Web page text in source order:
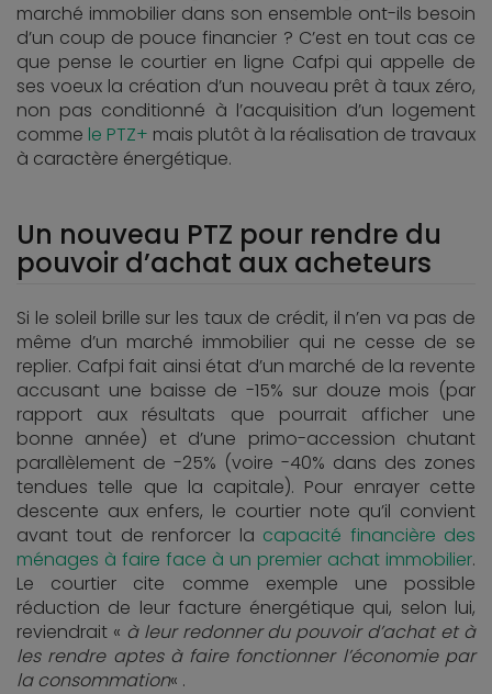
marché immobilier dans son ensemble ont-ils besoin
d’un coup de pouce financier ? C’est en tout cas ce
que pense le courtier en ligne Cafpi qui appelle de
ses voeux la création d’un nouveau prêt à taux zéro,
non pas conditionné à l’acquisition d’un logement
comme le PTZ+ mais plutôt à la réalisation de travaux
à caractère énergétique.
Un nouveau PTZ pour rendre du
pouvoir d’achat aux acheteurs
Si le soleil brille sur les taux de crédit, il n’en va pas de
même d’un marché immobilier qui ne cesse de se
replier. Cafpi fait ainsi état d’un marché de la revente
accusant une baisse de -15% sur douze mois (par
rapport aux résultats que pourrait afficher une
bonne année) et d’une primo-accession chutant
parallèlement de -25% (voire -40% dans des zones
tendues telle que la capitale). Pour enrayer cette
descente aux enfers, le courtier note qu’il convient
avant tout de renforcer la capacité financière des
ménages à faire face à un premier achat immobilier.
Le courtier cite comme exemple une possible
réduction de leur facture énergétique qui, selon lui,
reviendrait « à leur redonner du pouvoir d’achat et à
les rendre aptes à faire fonctionner l’économie par
la consommation« .